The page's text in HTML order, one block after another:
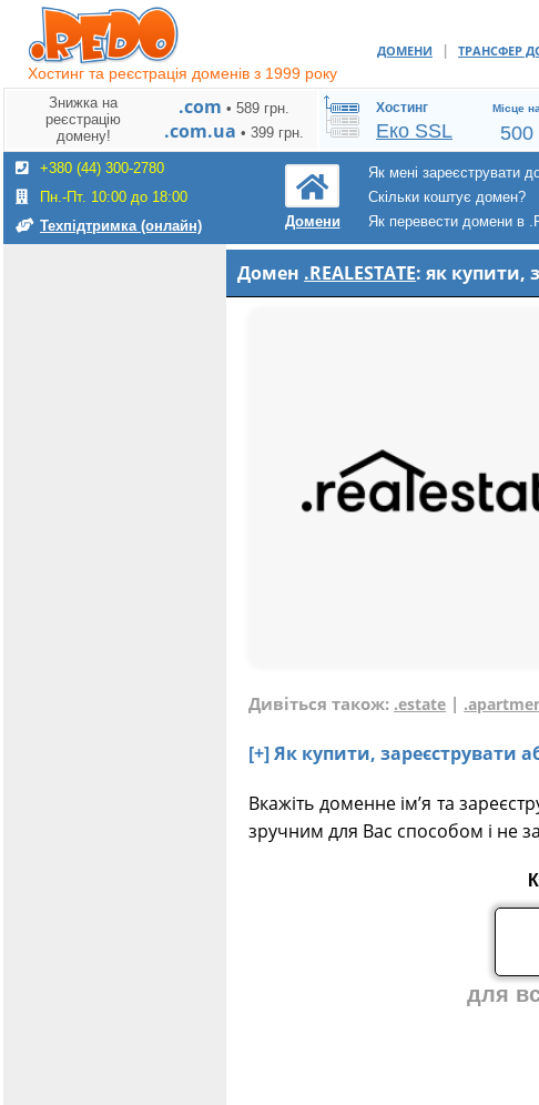
Хостинг та реєстрація доменів з 1999 року
ДОМЕНИ | ТРАНСФЕР
Знижка на
реєстрацію
домену!
.com • 589 грн.
.com.ua • 399 грн.
Хостинг
Еко SSL
Місце
500
+380 (44) 300-2780
Пн.-Пт. 10:00 до 18:00
Техпідтримка (онлайн)
Домени
Як мені зареєструвати
Скільки коштує домен?
Як перевести домени в
Домен .REALESTATE: як купити,
Дивіться також: .estate |
[+] Як купити, зареєструвати
Вкажіть доменне ім’я та
зручним для Вас способом і не
для